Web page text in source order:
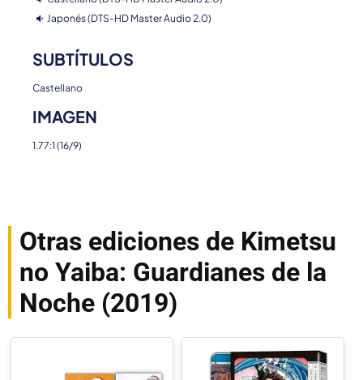
Japonés (DTS-HD Master Audio 2.0)
SUBTÍTULOS
Castellano
IMAGEN
1.77:1 (16/9)
Otras ediciones de Kimetsu
no Yaiba: Guardianes de la
Noche (2019)